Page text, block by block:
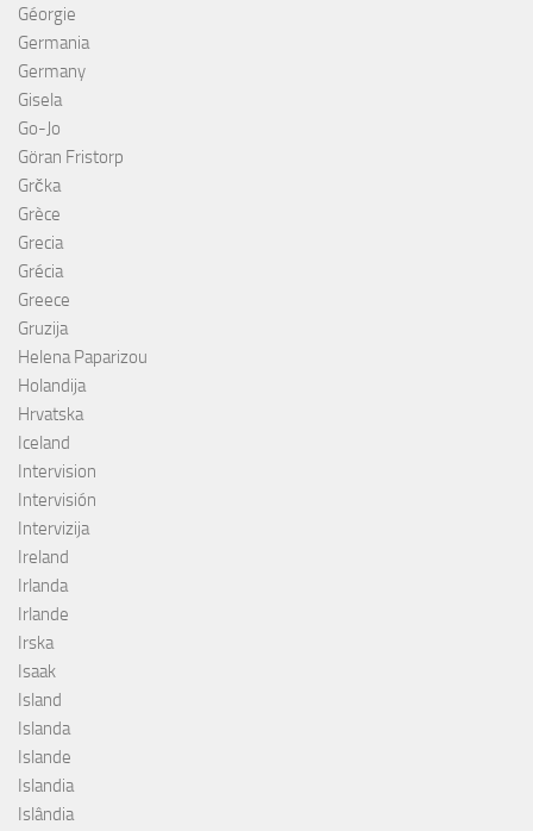
Géorgie
Germania
Germany
Gisela
Go-Jo
Göran Fristorp
Grčka
Grèce
Grecia
Grécia
Greece
Gruzija
Helena Paparizou
Holandija
Hrvatska
Iceland
Intervision
Intervisión
Intervizija
Ireland
Irlanda
Irlande
Irska
Isaak
Island
Islanda
Islande
Islandia
Islândia